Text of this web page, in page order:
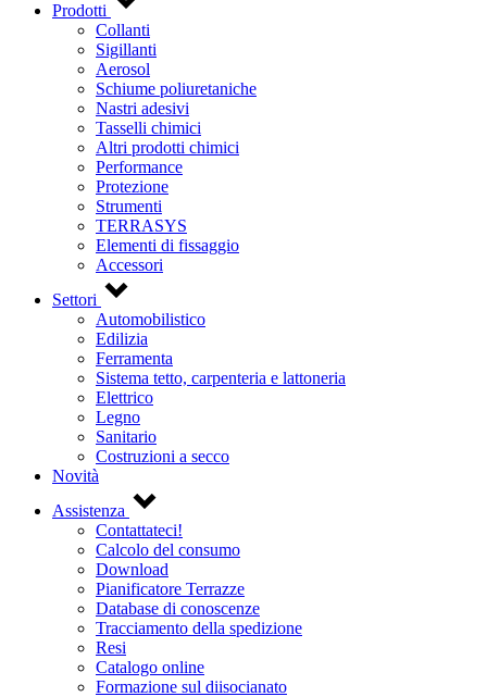
Prodotti
Collanti
Sigillanti
Aerosol
Schiume poliuretaniche
Nastri adesivi
Tasselli chimici
Altri prodotti chimici
Performance
Protezione
Strumenti
TERRASYS
Elementi di fissaggio
Accessori
Settori
Automobilistico
Edilizia
Ferramenta
Sistema tetto, carpenteria e lattoneria
Elettrico
Legno
Sanitario
Costruzioni a secco
Novità
Assistenza
Contattateci!
Calcolo del consumo
Download
Pianificatore Terrazze
Database di conoscenze
Tracciamento della spedizione
Resi
Catalogo online
Formazione sul diisocianato